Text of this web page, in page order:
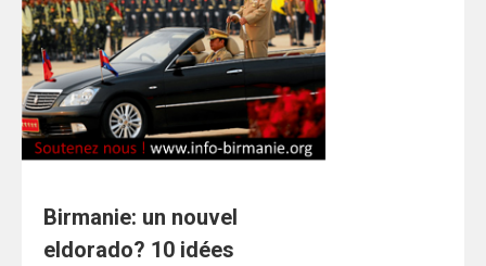
Birmanie: un nouvel
eldorado? 10 idées